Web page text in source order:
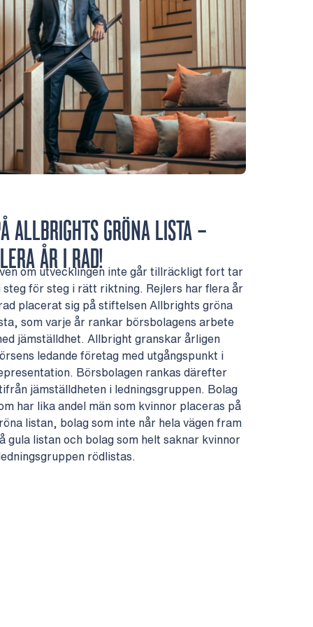
ALLBRIGHTS GRÖNA LISTA –
ÅR I RAD!
om utvecklingen inte går tillräckligt fort tar
steg för steg i rätt riktning. Rejlers har flera år
placerat sig på stiftelsen Allbrights gröna
som varje år rankar börsbolagens arbete
jämställdhet. Allbright granskar årligen
ledande företag med utgångspunkt i
Börsbolagen rankas därefter
jämställdheten i ledningsgruppen. Bolag
har lika andel män som kvinnor placeras på
listan, bolag som inte når hela vägen fram
gula listan och bolag som helt saknar kvinnor
rödlistas.